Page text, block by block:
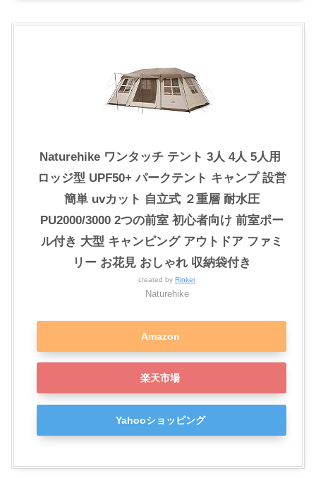
Naturehike ワンタッチ テント 3人 4人 5人用 ‎
ロッジ型 UPF50+ パークテント キャンプ 設営
簡単 uvカット 自立式 ２重層 耐水圧
PU2000/3000 2つの前室 初心者向け 前室ポー
ル付き 大型 キャンピング アウトドア ファミ
リー お花見 おしゃれ 収納袋付き
created by Rinker
Naturehike
Amazon
楽天市場
Yahooショッピング